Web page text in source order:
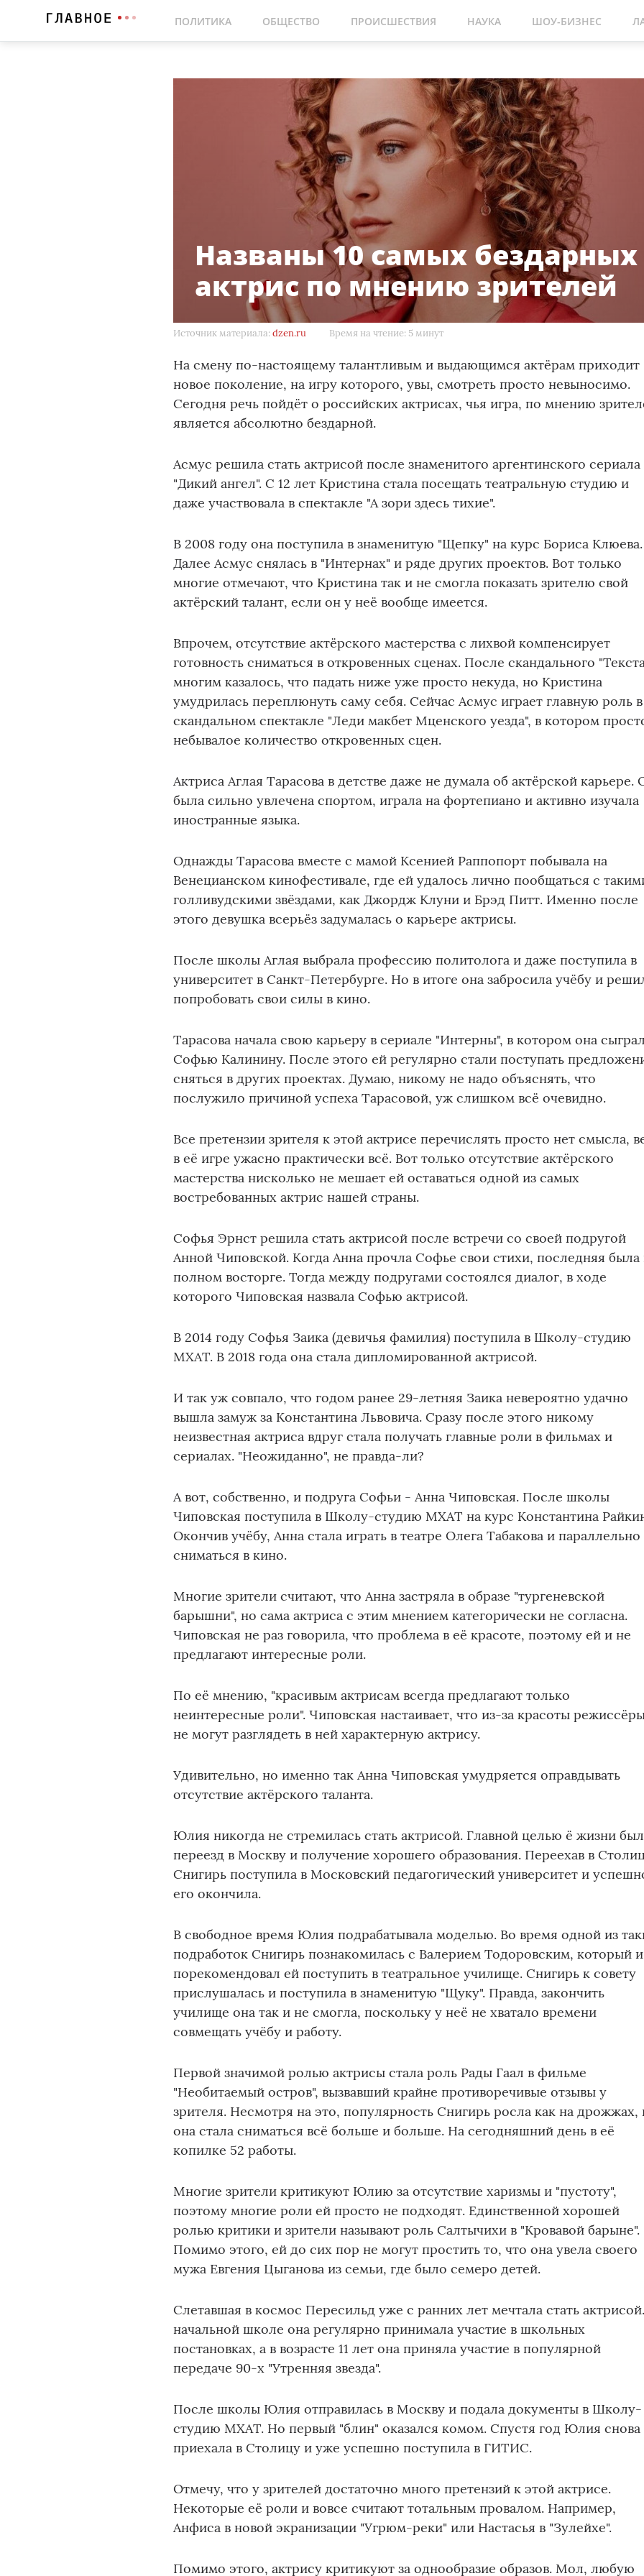
ПОЛИТИКА ОБЩЕСТВО ПРОИСШЕСТВИЯ НАУКА ШОУ-БИЗНЕС
Названы 10 самых бездарных
актрис по мнению зрителей
Источник материала:dzen.ru Время на чтение: 5 минут
На смену по-настоящему талантливым и выдающимся актёрам приходит
новое поколение, на игру которого, увы, смотреть просто невыносимо.
Сегодня речь пойдёт о российских актрисах, чья игра, по мнению
является абсолютно бездарной.
Асмус решила стать актрисой после знаменитого аргентинского сериала
"Дикий ангел". С 12 лет Кристина стала посещать театральную студию и
даже участвовала в спектакле "А зори здесь тихие".
В 2008 году она поступила в знаменитую "Щепку" на курс Бориса Клюева.
Далее Асмус снялась в "Интернах" и ряде других проектов. Вот только
многие отмечают, что Кристина так и не смогла показать зрителю свой
актёрский талант, если он у неё вообще имеется.
Впрочем, отсутствие актёрского мастерства с лихвой компенсирует
готовность сниматься в откровенных сценах. После скандального
многим казалось, что падать ниже уже просто некуда, но Кристина
умудрилась переплюнуть саму себя. Сейчас Асмус играет главную роль в
скандальном спектакле "Леди макбет Мценского уезда", в котором
небывалое количество откровенных сцен.
Актриса Аглая Тарасова в детстве даже не думала об актёрской карьере.
была сильно увлечена спортом, играла на фортепиано и активно изучала
иностранные языка.
Однажды Тарасова вместе с мамой Ксенией Раппопорт побывала на
Венецианском кинофестивале, где ей удалось лично пообщаться с
голливудскими звёздами, как Джордж Клуни и Брэд Питт. Именно после
этого девушка всерьёз задумалась о карьере актрисы.
После школы Аглая выбрала профессию политолога и даже поступила в
университет в Санкт-Петербурге. Но в итоге она забросила учёбу и
попробовать свои силы в кино.
Тарасова начала свою карьеру в сериале "Интерны", в котором она
Софью Калинину. После этого ей регулярно стали поступать
сняться в других проектах. Думаю, никому не надо объяснять, что
послужило причиной успеха Тарасовой, уж слишком всё очевидно.
Все претензии зрителя к этой актрисе перечислять просто нет смысла,
в её игре ужасно практически всё. Вот только отсутствие актёрского
мастерства нисколько не мешает ей оставаться одной из самых
востребованных актрис нашей страны.
Софья Эрнст решила стать актрисой после встречи со своей подругой
Анной Чиповской. Когда Анна прочла Софье свои стихи, последняя была
полном восторге. Тогда между подругами состоялся диалог, в ходе
которого Чиповская назвала Софью актрисой.
В 2014 году Софья Заика (девичья фамилия) поступила в Школу-студию
МХАТ. В 2018 года она стала дипломированной актрисой.
И так уж совпало, что годом ранее 29-летняя Заика невероятно удачно
вышла замуж за Константина Львовича. Сразу после этого никому
неизвестная актриса вдруг стала получать главные роли в фильмах и
сериалах. "Неожиданно", не правда-ли?
А вот, собственно, и подруга Софьи - Анна Чиповская. После школы
Чиповская поступила в Школу-студию МХАТ на курс Константина
Окончив учёбу, Анна стала играть в театре Олега Табакова и параллельно
сниматься в кино.
Многие зрители считают, что Анна застряла в образе "тургеневской
барышни", но сама актриса с этим мнением категорически не согласна.
Чиповская не раз говорила, что проблема в её красоте, поэтому ей и не
предлагают интересные роли.
По её мнению, "красивым актрисам всегда предлагают только
неинтересные роли". Чиповская настаивает, что из-за красоты
не могут разглядеть в ней характерную актрису.
Удивительно, но именно так Анна Чиповская умудряется оправдывать
отсутствие актёрского таланта.
Юлия никогда не стремилась стать актрисой. Главной целью ё жизни был
переезд в Москву и получение хорошего образования. Переехав в
Снигирь поступила в Московский педагогический университет и
его окончила.
В свободное время Юлия подрабатывала моделью. Во время одной из
подработок Снигирь познакомилась с Валерием Тодоровским, который и
порекомендовал ей поступить в театральное училище. Снигирь к совету
прислушалась и поступила в знаменитую "Щуку". Правда, закончить
училище она так и не смогла, поскольку у неё не хватало времени
совмещать учёбу и работу.
Первой значимой ролью актрисы стала роль Рады Гаал в фильме
"Необитаемый остров", вызвавший крайне противоречивые отзывы у
зрителя. Несмотря на это, популярность Снигирь росла как на дрожжах,
она стала сниматься всё больше и больше. На сегодняшний день в её
копилке 52 работы.
Многие зрители критикуют Юлию за отсутствие харизмы и "пустоту",
поэтому многие роли ей просто не подходят. Единственной хорошей
ролью критики и зрители называют роль Салтычихи в "Кровавой барыне".
Помимо этого, ей до сих пор не могут простить то, что она увела своего
мужа Евгения Цыганова из семьи, где было семеро детей.
Слетавшая в космос Пересильд уже с ранних лет мечтала стать
начальной школе она регулярно принимала участие в школьных
постановках, а в возрасте 11 лет она приняла участие в популярной
передаче 90-х "Утренняя звезда".
После школы Юлия отправилась в Москву и подала документы в Школу-
студию МХАТ. Но первый "блин" оказался комом. Спустя год Юлия снова
приехала в Столицу и уже успешно поступила в ГИТИС.
Отмечу, что у зрителей достаточно много претензий к этой актрисе.
Некоторые её роли и вовсе считают тотальным провалом. Например,
Анфиса в новой экранизации "Угрюм-реки" или Настасья в "Зулейхе".
Помимо этого, актрису критикуют за однообразие образов. Мол, любую